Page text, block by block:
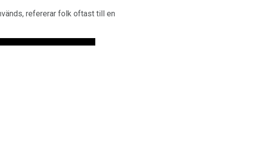
refererar folk oftast till en